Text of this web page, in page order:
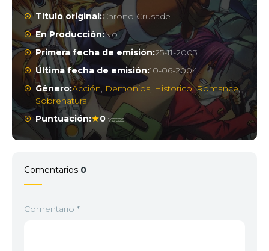
Título original:Chrono Crusade
En Producción:No
Primera fecha de emisión:25-11-2003
Última fecha de emisión:10-06-2004
Género:Acción, Demonios, Historico,Romance,
Sobrenatural
Puntuación:
0 votos
Comentarios 0
Comentario *